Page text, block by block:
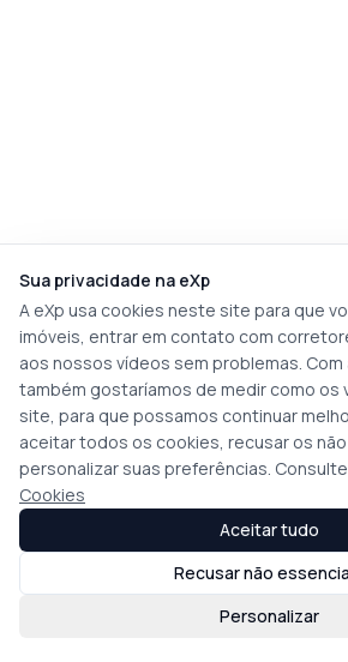
Sua privacidade na eXp
A eXp usa cookies neste site para que
imóveis, entrar em contato com
aos nossos vídeos sem problemas. Com
também gostaríamos de medir como os
site, para que possamos continuar
aceitar todos os cookies, recusar os
personalizar suas preferências.
Cookies
Personalizar
Recusar não
Aceitar tudo